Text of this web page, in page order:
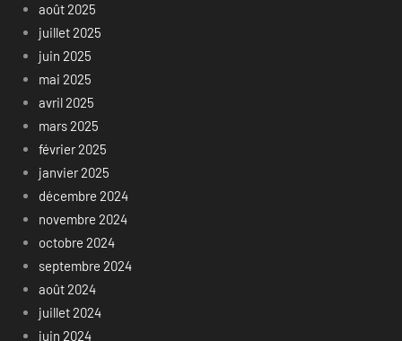
août 2025
juillet 2025
juin 2025
mai 2025
avril 2025
mars 2025
février 2025
janvier 2025
décembre 2024
novembre 2024
octobre 2024
septembre 2024
août 2024
juillet 2024
juin 2024